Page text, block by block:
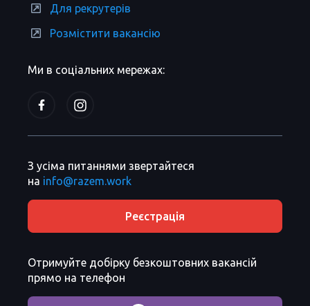
Ми в соціальних мережах:
Для рекрутерів
Розмістити вакансію
З усіма питаннями звертайтеся
на info@razem.work
Реєстрація
Отримуйте добірку безкоштовних вакансій
прямо на телефон